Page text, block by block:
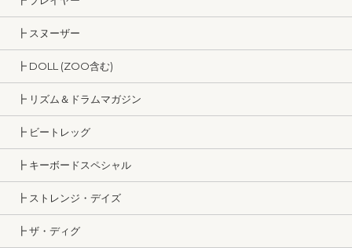
┣ スヌーザー
┣ DOLL (ZOO含む)
┣ リズム＆ドラムマガジン
┣ ビートレッグ
┣ キーボードスペシャル
┣ ストレンジ・デイズ
┣ ザ・ディグ